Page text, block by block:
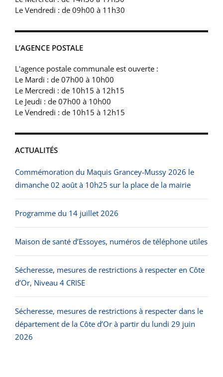
Le Vendredi : de 09h00 à 11h30
L’AGENCE POSTALE
L'agence postale communale est ouverte :
Le Mardi : de 07h00 à 10h00
Le Mercredi : de 10h15 à 12h15
Le Jeudi : de 07h00 à 10h00
Le Vendredi : de 10h15 à 12h15
ACTUALITÉS
Commémoration du Maquis Grancey-Mussy 2026 le
dimanche 02 août à 10h25 sur la place de la mairie
Programme du 14 juillet 2026
Maison de santé d’Essoyes, numéros de téléphone utiles
Sécheresse, mesures de restrictions à respecter en Côte
d’Or, Niveau 4 CRISE
Sécheresse, mesures de restrictions à respecter dans le
département de la Côte d’Or à partir du lundi 29 juin
2026